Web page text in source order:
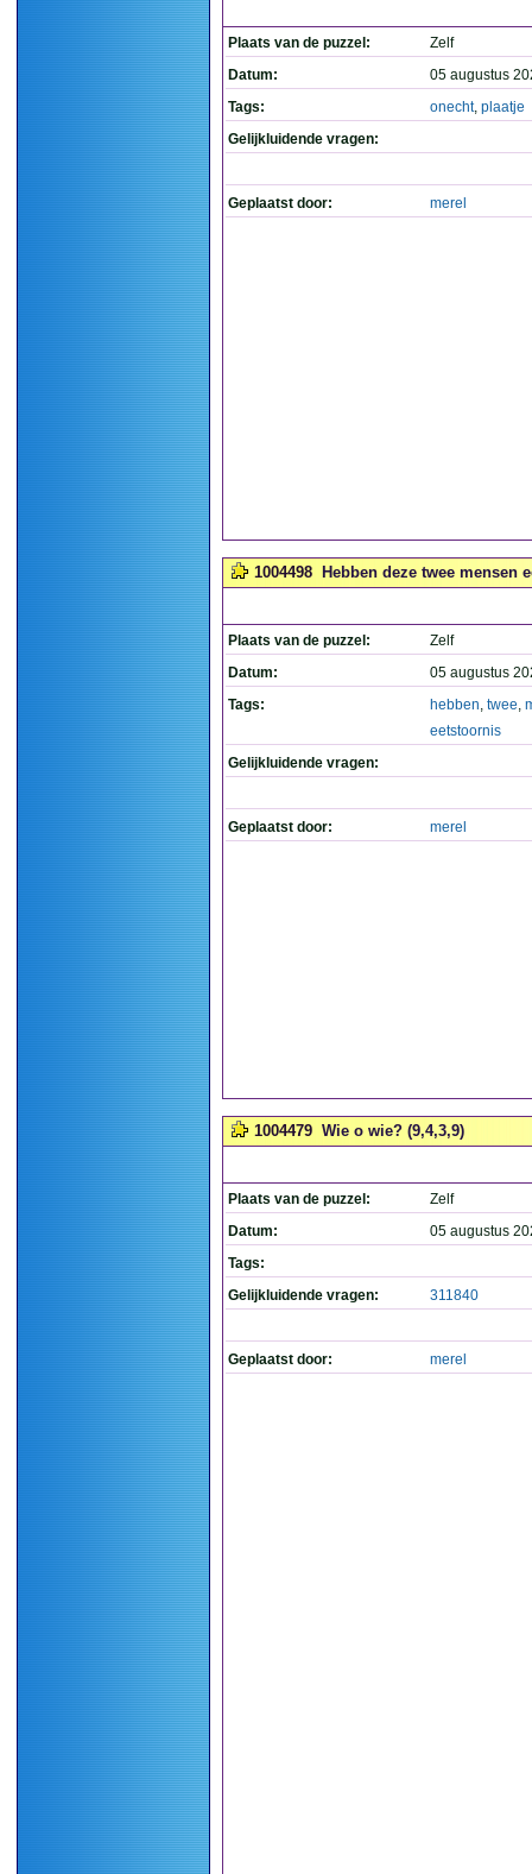
Plaats van de puzzel:
Zelf
Datum:
05 augustus
Tags:
onecht, plaatje
Gelijkluidende vragen:
Geplaatst door: merel
1004498 Hebben deze twee mensen
Plaats van de puzzel:
Zelf
Datum:
05 augustus
Tags:
hebben, twee,
eetstoornis
Gelijkluidende vragen:
Geplaatst door: merel
1004479 Wie o wie? (9,4,3,9)
Plaats van de puzzel:
Zelf
Datum:
05 augustus
Tags:
Gelijkluidende vragen:
311840
Geplaatst door: merel